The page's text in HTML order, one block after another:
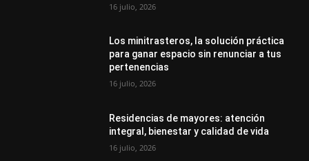
16 julio, 2026
Los minitrasteros, la solución práctica
para ganar espacio sin renunciar a tus
pertenencias
16 julio, 2026
Residencias de mayores: atención
integral, bienestar y calidad de vida
16 julio, 2026